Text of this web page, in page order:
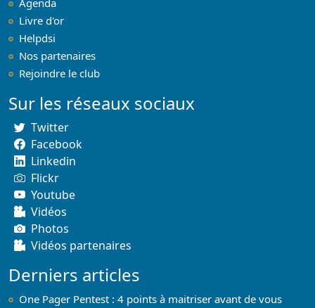
Livre d'or
Helpdsi
Nos partenaires
Rejoindre le club
Sur les réseaux sociaux
Twitter
Facebook
Linkedin
Flickr
Youtube
Vidéos
Photos
Vidéos partenaires
Derniers articles
One Pager Pentest : 4 points à maitriser avant de vous